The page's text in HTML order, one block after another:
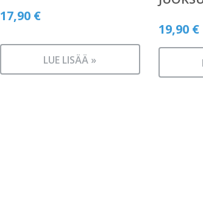
17,90 €
LUE LISÄÄ »
19,90 €